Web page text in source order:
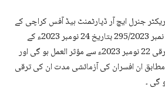
جنرل ایچ آر ڈپارٹمنٹ ہیڈ آفس کراچی کے
دستخط سے جاری آفس آرڈر نمبر 295/2023 بتاریخ 24 نومبر 2023ء کے
مطابق ان 15 ڈائریکٹرز کی ترقی 22 نومبر 2023ء سے مؤثر العمل ہو گی اور
مطابق ان افسران کی آزمائشی مدت ان کی ترقی
گی ۔